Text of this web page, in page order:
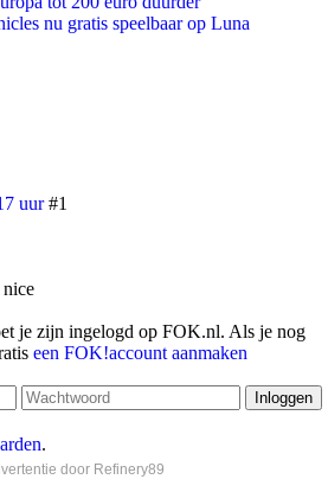
nu gratis speelbaar op Luna
uur #1
je zijn ingelogd op FOK.nl. Als je nog
een FOK!account aanmaken
.
door Refinery89